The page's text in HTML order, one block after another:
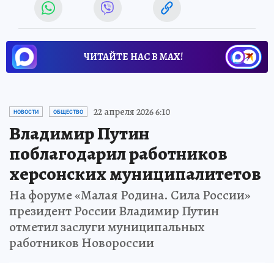
ЧИТАЙТЕ НАС В МАХ!
НОВОСТИ ОБЩЕСТВО 22 апреля 2026 6:10
Владимир Путин
поблагодарил работников
херсонских муниципалитетов
На форуме «Малая Родина. Сила России»
президент России Владимир Путин
отметил заслуги муниципальных
работников Новороссии